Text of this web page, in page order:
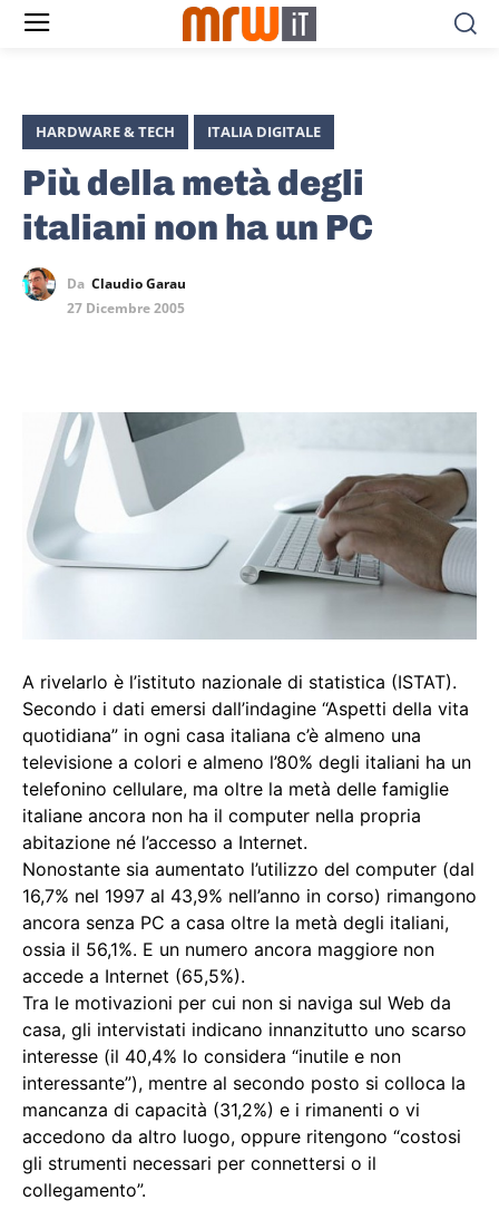
HARDWARE & TECH ITALIA DIGITALE
Più della metà degli
italiani non ha un PC
Da Claudio Garau
27 Dicembre 2005
A rivelarlo è l’istituto nazionale di statistica (ISTAT).
Secondo i dati emersi dall’indagine “Aspetti della vita
quotidiana” in ogni casa italiana c’è almeno una
televisione a colori e almeno l’80% degli italiani ha un
telefonino cellulare, ma oltre la metà delle famiglie
italiane ancora non ha il computer nella propria
abitazione né l’accesso a Internet.
Nonostante sia aumentato l’utilizzo del computer (dal
16,7% nel 1997 al 43,9% nell’anno in corso) rimangono
ancora senza PC a casa oltre la metà degli italiani,
ossia il 56,1%. E un numero ancora maggiore non
accede a Internet (65,5%).
Tra le motivazioni per cui non si naviga sul Web da
casa, gli intervistati indicano innanzitutto uno scarso
interesse (il 40,4% lo considera “inutile e non
interessante”), mentre al secondo posto si colloca la
mancanza di capacità (31,2%) e i rimanenti o vi
accedono da altro luogo, oppure ritengono “costosi
gli strumenti necessari per connettersi o il
collegamento”.